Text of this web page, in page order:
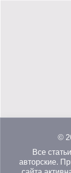
©
Все
авторские.